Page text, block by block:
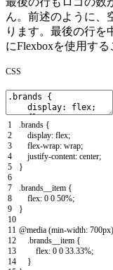
ん。前述のように、
ります。最後の行を
にFlexboxを使用する
CSS
1
2
3
4
5
6
7
8
9
10
11
12
13
14
brands {
display: flex;
flex-wrap: wrap;
justify-content: center;
}
brands_ item {
flex: 0 0 50%;
}
@media (min-width: 700px)
brands_ item {
flex: 0 0 33.33%;
}